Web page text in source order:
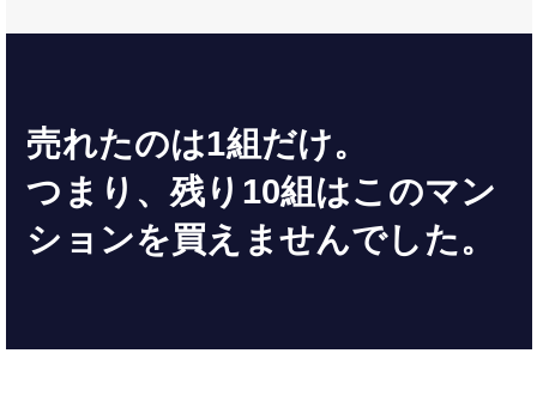
売れたのは1組だけ。
つまり、残り10組はこのマン
ションを買えませんでした。